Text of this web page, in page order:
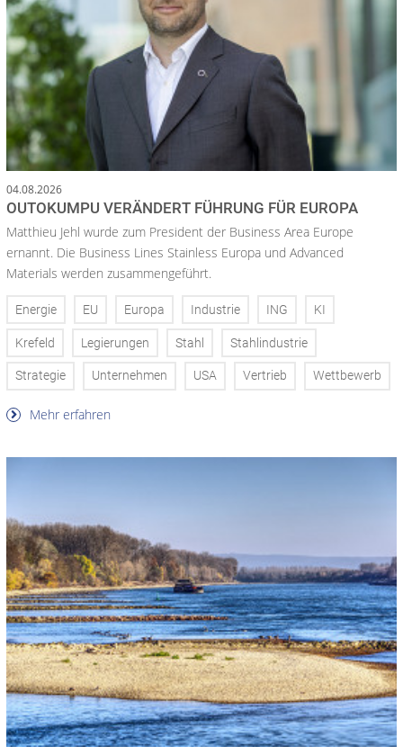
04.08.2026
OUTOKUMPU VERÄNDERT FÜHRUNG FÜR EUROPA
Matthieu Jehl wurde zum President der Business Area Europe
ernannt. Die Business Lines Stainless Europa und Advanced
Materials werden zusammengeführt.
Energie EU Europa Industrie ING KI
Krefeld Legierungen Stahl Stahlindustrie
Strategie Unternehmen USA Vertrieb Wettbewerb
Mehr erfahren